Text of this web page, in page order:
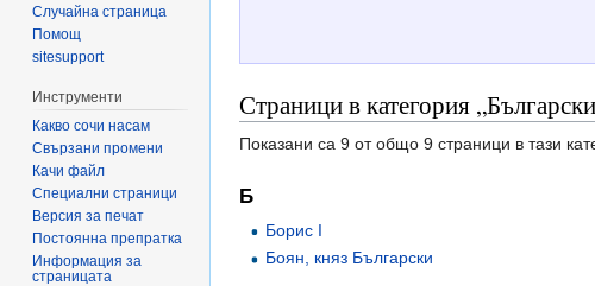
Страници в категория
Показани са 9 от общо 9 страници в тази
Б
Борис І
Боян, княз Български
Случайна страница
Помощ
sitesupport
Инструменти
Какво сочи насам
Свързани промени
Качи файл
Специални страници
Версия за печат
Постоянна препратка
Информация за
страницата